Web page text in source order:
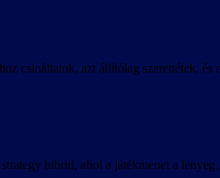
csináltatok, azt állítólag szerettétek,
hibrid, ahol a játékmenet a